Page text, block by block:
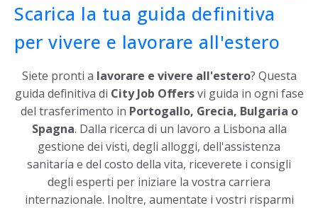
Scarica la tua guida definitiva
per vivere e lavorare all'estero
Siete pronti a lavorare e vivere all'estero? Questa
guida definitiva di City Job Offersvi guida in ogni fase
del trasferimento in Portogallo, Grecia, Bulgaria o
Spagna. Dalla ricerca di un lavoro a Lisbona alla
gestione dei visti, degli alloggi, dell'assistenza
sanitaria e del costo della vita, riceverete i consigli
degli esperti per iniziare la vostra carriera
internazionale. Inoltre, aumentate i vostri risparmi